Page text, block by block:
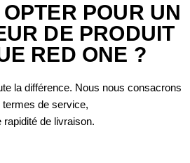
POUR UN
DE PRODUIT
RED ONE ?
la différence. Nous nous consacrons
de service,
rapidité de livraison.